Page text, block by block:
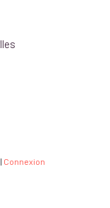
| Connexion